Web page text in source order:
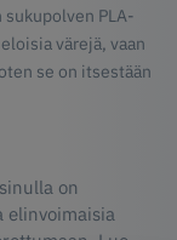
PLA-
värejä, vaan
se on itsestään
on
elinvoimaisia